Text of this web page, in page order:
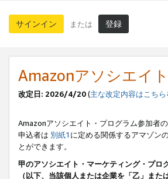
サインイン または 登録
Amazonアソシエイ
改定日: 2026/4/20(主な改定内容はこちら
Amazonアソシエイト・プログラム参加者
申込者は 別紙1 に定める関係するアマゾン
とができます。
甲のアソシエイト・マーケティング・プロ
（以下、当該個人または企業を「乙」ま